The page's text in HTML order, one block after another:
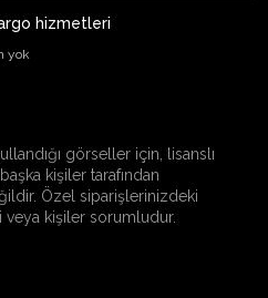
hizmetleri
yok
görseller için, lisanslı
kişiler tarafından
Özel siparişlerinizdeki
kişiler sorumludur.